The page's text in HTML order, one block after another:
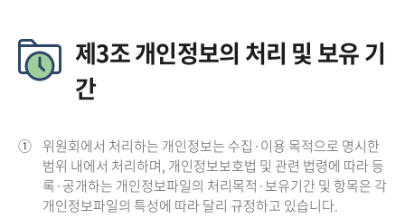
제3조 개인정보의 처리 및 보유 기
간
① 위원회에서 처리하는 개인정보는 수집·이용 목적으로 명시한
범위 내에서 처리하며, 개인정보보호법 및 관련 법령에 따라 등
록·공개하는 개인정보파일의 처리목적·보유기간 및 항목은 각
개인정보파일의 특성에 따라 달리 규정하고 있습니다.